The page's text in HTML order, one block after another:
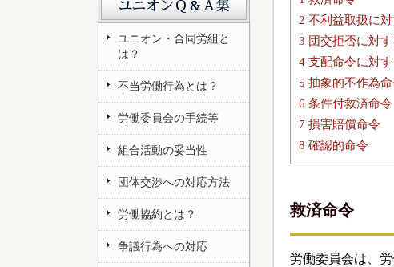
2 不利益取扱に
3 団交拒否に対
4 支配命令に対
5 抽象的不作為命
6 条件付救済命令
7 損害賠償命令
8 確認的命令
救済命令
労働委員会は、
ユニオン・合同労組と
は？
不当労働行為とは？
労働委員会の手続等
組合活動の妥当性
団体交渉への対応方法
労働協約とは？
争議行為への対応